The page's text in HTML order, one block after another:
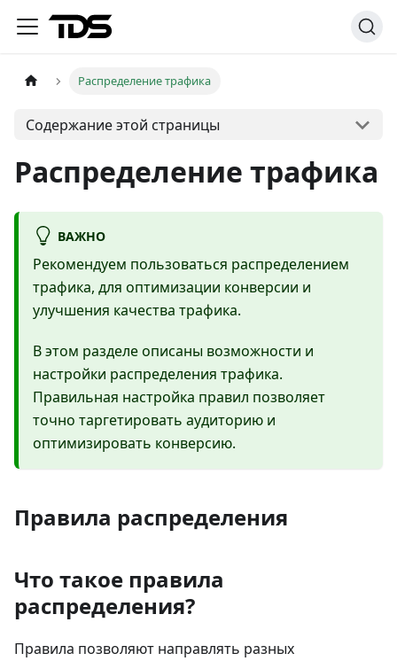
Распределение трафика
Содержание этой страницы
Распределение трафика
ВАЖНО
Рекомендуем пользоваться распределением
трафика, для оптимизации конверсии и
улучшения качества трафика.
В этом разделе описаны возможности и
настройки распределения трафика.
Правильная настройка правил позволяет
точно таргетировать аудиторию и
оптимизировать конверсию.
Правила распределения
Что такое правила
распределения?
Правила позволяют направлять разных